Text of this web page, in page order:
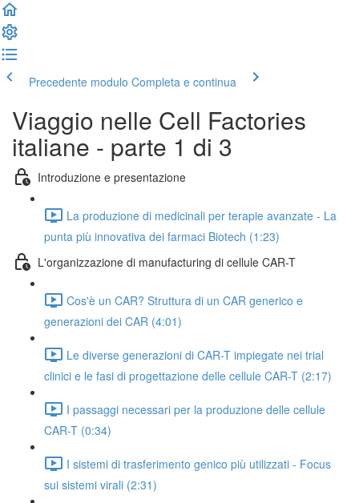
Precedente modulo Completa e continua
Viaggio nelle Cell Factories
italiane - parte 1 di 3
Introduzione e presentazione
La produzione di medicinali per terapie avanzate - La
punta più innovativa dei farmaci Biotech (1:23)
L'organizzazione di manufacturing di cellule CAR-T
Cos'è un CAR? Struttura di un CAR generico e
generazioni dei CAR (4:01)
Le diverse generazioni di CAR-T impiegate nei trial
clinici e le fasi di progettazione delle cellule CAR-T (2:17)
I passaggi necessari per la produzione delle cellule
CAR-T (0:34)
I sistemi di trasferimento genico più utilizzati - Focus
sui sistemi virali (2:31)